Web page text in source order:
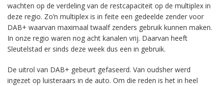
wachten op de verdeling van de restcapaciteit op de multiplex in
deze regio. Zo’n multiplex is in feite een gedeelde zender voor
DAB+ waarvan maximaal twaalf zenders gebruik kunnen maken.
In onze regio waren nog acht kanalen vrij. Daarvan heeft
Sleutelstad er sinds deze week dus een in gebruik.
De uitrol van DAB+ gebeurt gefaseerd. Van oudsher werd
ingezet op luisteraars in de auto. Om die reden is het in heel